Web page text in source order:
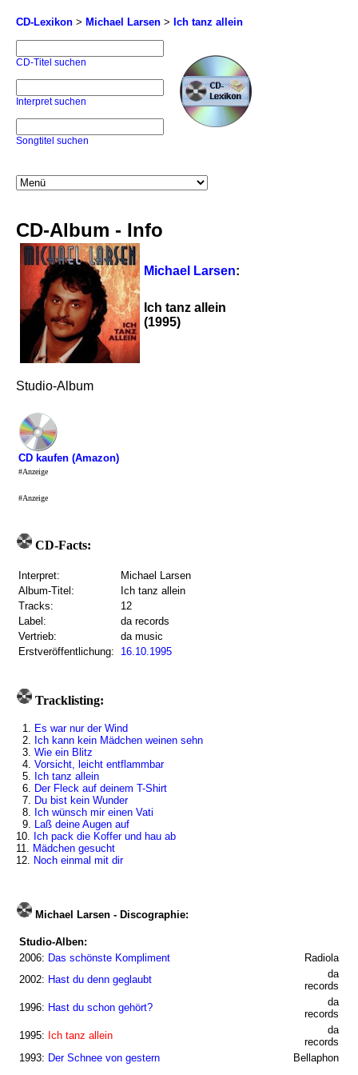
CD-Lexikon > Michael Larsen > Ich tanz allein
CD-Titel suchen
Interpret suchen
Songtitel suchen
CD-Album - Info
Michael Larsen:
Ich tanz allein
(1995)
Studio-Album
CD kaufen (Amazon)
#Anzeige
#Anzeige
CD-Facts:
Interpret:
Michael Larsen
Album-Titel:
Ich tanz allein
Tracks:
12
Label:
da records
Vertrieb:
da music
Erstveröffentlichung:
16.10.1995
Tracklisting:
1. Es war nur der Wind
2. Ich kann kein Mädchen weinen sehn
3. Wie ein Blitz
4. Vorsicht, leicht entflammbar
5. Ich tanz allein
6. Der Fleck auf deinem T-Shirt
7. Du bist kein Wunder
8. Ich wünsch mir einen Vati
9. Laß deine Augen auf
10. Ich pack die Koffer und hau ab
11. Mädchen gesucht
12. Noch einmal mit dir
Michael Larsen - Discographie:
Studio-Alben:
2006: Das schönste Kompliment
Radiola
2002: Hast du denn geglaubt
da
records
1996: Hast du schon gehört?
da
records
1995: Ich tanz allein
da
records
1993: Der Schnee von gestern Bellaphon